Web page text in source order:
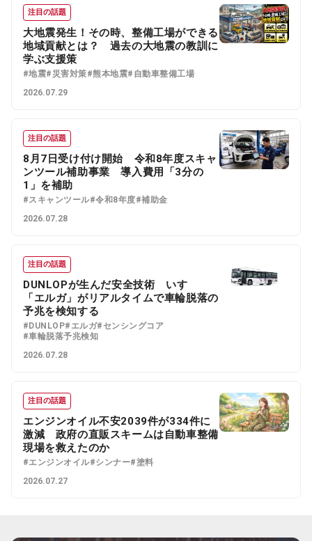
注目の話題
大地震発生！その時、整備工場ができる
地域貢献とは？ 過去の大地震の教訓に
学ぶ支援策
#地震#災害対策#熊本地震#自動車整備工場
2026.07.29
注目の話題
8月7日受け付け開始 令和8年度スキャ
ンツール補助事業 導入費用「3分の
1」を補助
#スキャンツール#令和8年度#補助金
2026.07.28
注目の話題
DUNLOPが生んだ安全技術 いすゞ
「エルガ」がリアルタイムで車輪脱落の
予兆を検知する
#DUNLOP#エルガ#センシングコア
#車輪脱落予兆検知
2026.07.28
注目の話題
エンジンオイル不安2039件が334件に
激減 政府の直販スキームは自動車整備
現場を救えたのか
#エンジンオイル#シンナー#塗料
2026.07.27